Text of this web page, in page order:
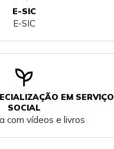
E-SIC
E-SIC
psychiatry
EM SERVIÇO
SOCIAL
com vídeos e livros